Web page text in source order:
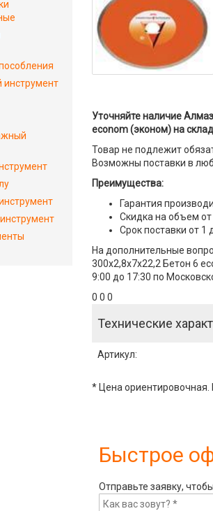
Уточняйте наличие
econom (эконом) на
Товар не подлежит
Возможны поставки в
Преимущества:
Гарантия
Скидка на объем от
Срок поставки от 1
На дополнительные
300x2,8x7x22,2 Бетон 6
9:00 до 17:30 по
0 0 0
Технические
Артикул:
* Цена ориентировочная.
Быстрое
Отправьте заявку,
инструмент